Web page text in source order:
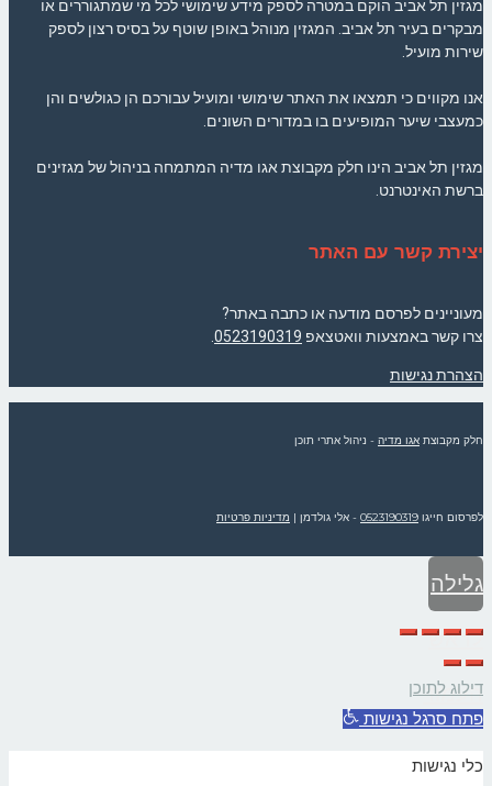
מגזין תל אביב הוקם במטרה לספק מידע שימושי לכל מי שמתגוררים או
מבקרים בעיר תל אביב. המגזין מנוהל באופן שוטף על בסיס רצון לספק
שירות מועיל.
אנו מקווים כי תמצאו את האתר שימושי ומועיל עבורכם הן כגולשים והן
כמעצבי שיער המופיעים בו במדורים השונים.
מגזין תל אביב הינו חלק מקבוצת אגו מדיה המתמחה בניהול של מגזינים
ברשת האינטרנט.
יצירת קשר עם האתר
מעוניינים לפרסם מודעה או כתבה באתר?
צרו קשר באמצעות וואטצאפ 0523190319
.
הצהרת נגישות
חלק מקבוצת אגו מדיה - ניהול אתרי תוכן
לפרסום חייגו 0523190319 - אלי גולדמן | מדיניות פרטיות
גלילה
לראש
העמוד
דילוג לתוכן
פתח סרגל נגישות
כלי נגישות